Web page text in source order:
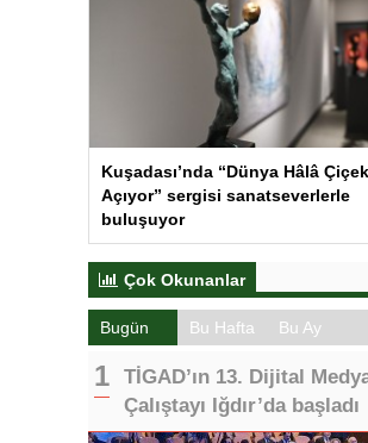
Kuşadası’nda “Dünya Hâlâ Çiçek
Açıyor” sergisi sanatseverlerle
buluşuyor
Çok Okunanlar
Bugün Bu Hafta Bu Ay
TİGAD’ın 13. Dijital
Çalıştayı Iğdır’da başladı